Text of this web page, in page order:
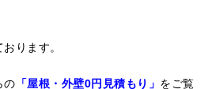
ります。
の 「屋根・外壁0円見積もり」 をご覧